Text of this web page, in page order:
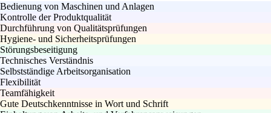
Bedienung von Maschinen und Anlagen
Kontrolle der Produktqualität
Durchführung von Qualitätsprüfungen
Hygiene- und Sicherheitsprüfungen
Störungsbeseitigung
Technisches Verständnis
Selbstständige Arbeitsorganisation
Flexibilität
Teamfähigkeit
Gute Deutschkenntnisse in Wort und Schrift